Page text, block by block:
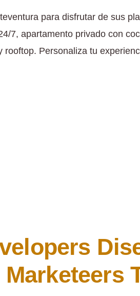
para disfrutar de sus
7, apartamento privado con
rooftop. Personaliza tu
Marketeers